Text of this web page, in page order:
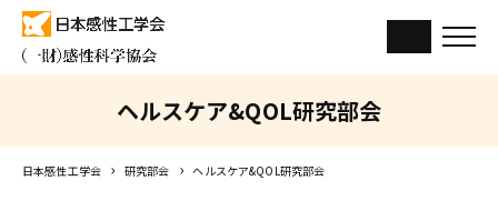
ヘルスケア&QOL研究部会
日本感性工学会 研究部会 ヘルスケア&QOL研究部会